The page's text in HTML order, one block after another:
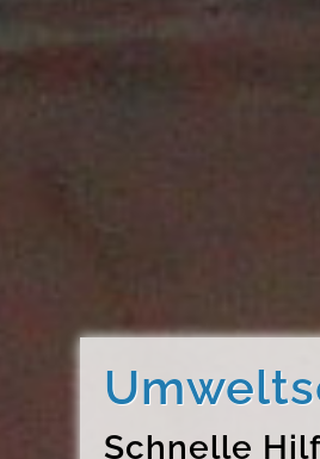
Schnelle